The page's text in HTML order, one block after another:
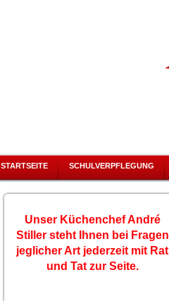
STARTSEITE SCHULVERPFLEGUNG
Unser Küchenchef André
Stiller steht Ihnen bei Fragen
jeglicherArt jederzeit mit Rat
und Tat zur Seite.